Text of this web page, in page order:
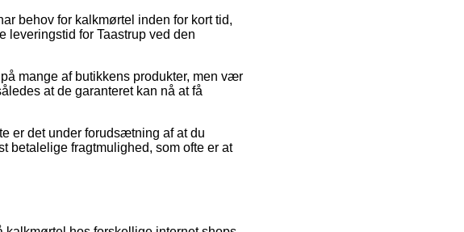
behov for kalkmørtel inden for kort tid,
leveringstid for Taastrup ved den
mange af butikkens produkter, men vær
at de garanteret kan nå at få
er det under forudsætning af at du
betalelige fragtmulighed, som ofte er at